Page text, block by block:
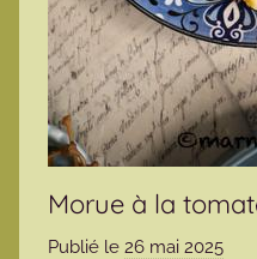
Morue à la
Publié le 26 mai 2025